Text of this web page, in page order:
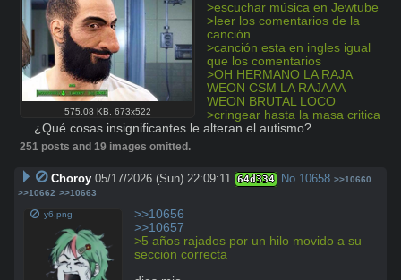
575.08 KB, 673x522
>escuchar música en Jewtube
>leer los comentarios de la
canción
>canción esta en ingles igual
que los comentarios
>OH HERMANO LA RAJA
WEON CSM LA RAJAAA
WEON BRUTAL LOCO
>cringear hasta la masa critica
¿Qué cosas insignificantes le alteran el autismo?
251 posts and 19 images omitted.
Choroy 05/17/2026 (Sun) 22:09:11 64d334 No.10658 >>10660
>>10662 >>10663
y6.png
>>10656
>>10657
>5 años rajados por un hilo movido a su
sección correcta